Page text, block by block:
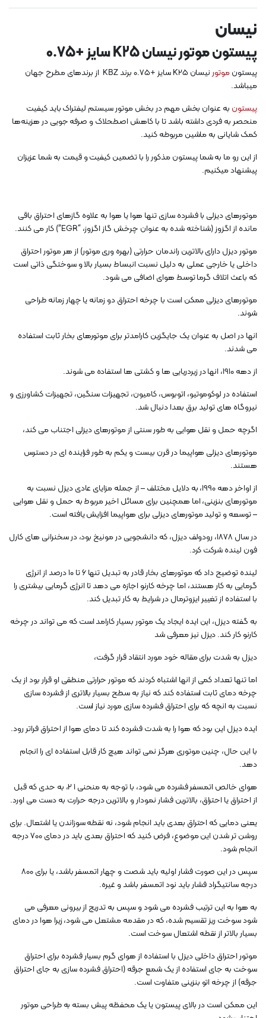
نیسان
پیستون موتور نیسان K25 سایز +0.75
پیستونموتور
نیسان K25 سایز +0.75 برند KBZ از برندهای مطرح جهان
میباشد.
پیستون به عنوان بخش مهم در بخش موتور سیستم لیفتراک باید کیفیت
منحصر به فردی داشته باشد تا با کاهش اصطحلاک و صرفه جویی در هزینه‌ها
کمک شایانی به ماشین مربوطه کنید.
از این رو ما به شما پیستون مذکور را با تضمین کیفیت و قیمت به شما عزیزان
پیشنهاد میکنیم.
موتورهای دیزلی با فشرده سازی تنها هوا یا هوا به علاوه گازهای احتراق باقی
مانده از اگزوز (شناخته شده به عنوان چرخش گاز اگزوز، “EGR”) کار می کنند.
موتور دیزل دارای بالاترین راندمان حرارتی (بهره وری موتور) از هر موتور احتراق
داخلی یا خارجی عملی به دلیل نسبت انبساط بسیار بالا و سوختگی ذاتی است
که باعث اتلاف گرما توسط هوای اضافی می شود.
موتورهای دیزلی ممکن است با چرخه احتراق دو زمانه یا چهار زمانه طراحی
شوند.
انها در اصل به عنوان یک جایگزین کارامدتر برای موتورهای بخار ثابت استفاده
می شدند.
از دهه 1910، انها در زیردریایی ها و کشتی ها استفاده می شوند.
استفاده در لوکوموتیو، اتوبوس، کامیون، تجهیزات سنگین، تجهیزات کشاورزی و
نیروگاه های تولید برق بعدا دنبال شد.
اگرچه حمل و نقل هوایی به طور سنتی از موتورهای دیزلی اجتناب می کند،
موتورهای دیزلی هواپیما در قرن بیست و یکم به طور فزاینده ای در دسترس
هستند.
از اواخر دهه 1990، به دلایل مختلف – از جمله مزایای عادی دیزل نسبت به
موتورهای بنزینی، اما همچنین برای مسائل اخیر مربوط به حمل و نقل هوایی
– توسعه و تولید موتورهای دیزلی برای هواپیما افزایش یافته است.
در سال 1878، رودولف دیزل، که دانشجویی در مونیخ بود، در سخنرانی های کارل
فون لینده شرکت کرد.
لینده توضیح داد که موتورهای بخار قادر به تبدیل تنها ۶ تا ۱۰ درصد از انرژی
گرمایی به کار هستند، اما چرخه کارنو اجازه می دهد تا انرژی گرمایی بیشتری را
با استفاده از تغییر ایزوترمال در شرایط به کار تبدیل کند.
به گفته دیزل، این ایده ایجاد یک موتور بسیار کارامد است که می تواند در چرخه
کارنو کار کند. دیزل نیز معرفی شد
دیزل به شدت برای مقاله خود مورد انتقاد قرار گرفت،
اما تنها تعداد کمی از انها اشتباه کردند که موتور حرارتی منطقی او قرار بود از یک
چرخه دمای ثابت استفاده کند که نیاز به سطح بسیار بالاتری از فشرده سازی
نسبت به انچه که برای احتراق فشرده سازی مورد نیاز است.
ایده دیزل این بود که هوا را به شدت فشرده کند تا دمای هوا از احتراق فراتر رود.
با این حال، چنین موتوری هرگز نمی تواند هیچ کار قابل استفاده ای را انجام
دهد.
هوای خالص اتمسفر فشرده می شود، با توجه به منحنی 1 2، به حدی که قبل
از احتراق یا احتراق، بالاترین فشار نمودار و بالاترین درجه حرارت به دست می اورد.
یعنی دمایی که احتراق بعدی باید انجام شود، نه نقطه سوزاندن یا اشتعال. برای
روشن تر شدن این موضوع، فرض کنید که احتراق بعدی باید در دمای 700 درجه
انجام شود.
سپس در این صورت فشار اولیه باید شصت و چهار اتمسفر باشد، یا برای 800
درجه سانتیگراد فشار باید نود اتمسفر باشد و غیره.
به هوا به این ترتیب فشرده می شود و سپس به تدریج از بیرونی معرفی می
شود سوخت ریز تقسیم شده، که در مقدمه مشتعل می شود، زیرا هوا در دمای
بسیار بالاتر از نقطه اشتعال سوخت است.
موتور احتراق داخلی دیزل با استفاده از هوای گرم بسیار فشرده برای احتراق
سوخت به جای استفاده از یک شمع جرقه (احتراق فشرده سازی به جای احتراق
جرقه) از چرخه اتو بنزینی متفاوت است.
این ممکن است در بالای پیستون یا یک محفظه پیش بسته به طراحی موتور